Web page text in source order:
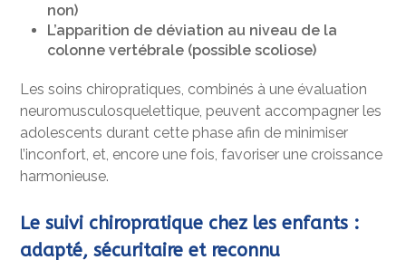
non)
L’apparition de déviation au niveau de la
colonne vertébrale (possible scoliose)
Les soins chiropratiques, combinés à une évaluation
neuromusculosquelettique, peuvent accompagner les
adolescents durant cette phase afin de minimiser
l’inconfort, et, encore une fois, favoriser une croissance
harmonieuse.
Le suivi chiropratique chez les enfants :
adapté, sécuritaire et reconnu